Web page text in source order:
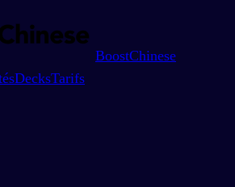
BoostChinese
DecksTarifs